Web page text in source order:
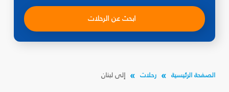
ابحث عن الرحلات
الصفحة الرئيسية رحلات إلى لبنان